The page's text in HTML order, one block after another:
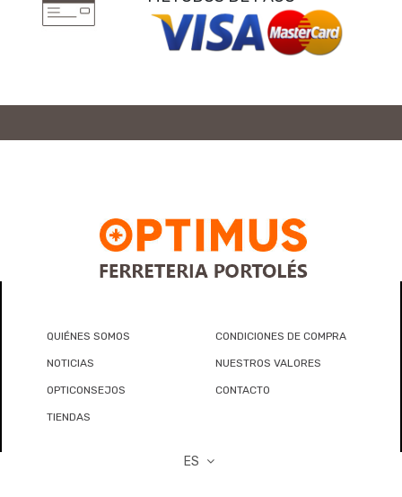
QUIÉNES SOMOS CONDICIONES DE COMPRA
NOTICIAS NUESTROS VALORES
OPTICONSEJOS CONTACTO
TIENDAS
ES